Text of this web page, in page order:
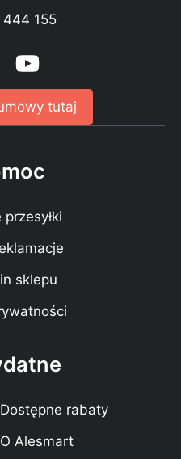
155
tutaj
sklepu
Dostępne rabaty
O Alesmart